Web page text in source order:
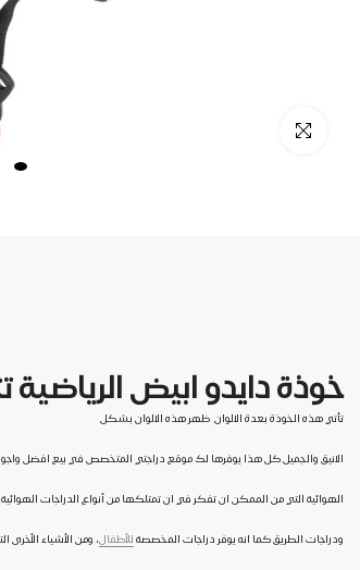
خوذة دايدو ابيض
تأتي هذه الخوذة بعدة الالوان ظهر هذه الالوان بشكل
الانيق والجميل كل هذا يوفرها لك موقع دراجتي المتخصص في بيع افضل واجود
الهوائية التي من الممكن ان تفكر في ان تمتلكها من أنواع الدراجات الهوائية
ودراجات الطريق كما انه يوفر دراجات المخصصة للأطفال ، ومن الأشياء الأخرى